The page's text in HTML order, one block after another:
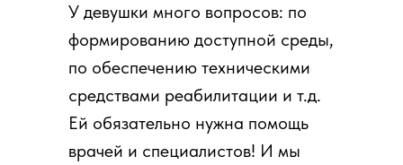
У девушки много вопросов: по
формированию доступной среды,
по обеспечению техническими
средствами реабилитации и т.д.
Ей обязательно нужна помощь
врачей и специалистов! И мы